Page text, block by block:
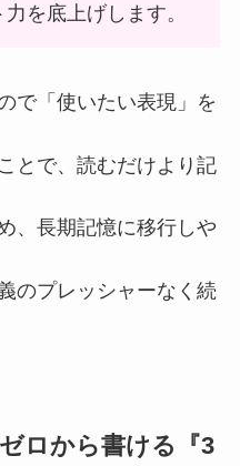
を底上げします。
で「使いたい表現」を
とで、読むだけより記
、長期記憶に移行しや
のプレッシャーなく続
ロから書ける『3